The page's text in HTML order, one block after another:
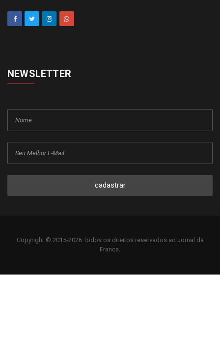
NEWSLETTER
cadastrar
Copyright © 2015-2026 Todos os direitos reservados ao Jornal da
Franca.